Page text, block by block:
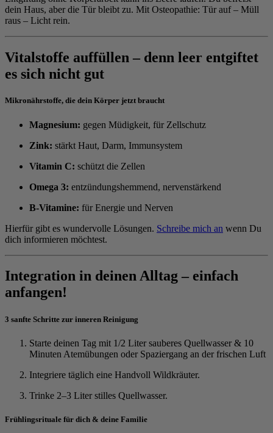
dein Haus, aber die Tür bleibt zu. Mit Osteopathie: Tür auf – Müll
raus – Licht rein.
Vitalstoffe auffüllen – denn leer entgiftet
es sich nicht gut
Mikronährstoffe, die dein Körper jetzt braucht
Magnesium: gegen Müdigkeit, für Zellschutz
Zink: stärkt Haut, Darm, Immunsystem
Vitamin C: schützt die Zellen
Omega 3: entzündungshemmend, nervenstärkend
B-Vitamine: für Energie und Nerven
Hierfür gibt es wundervolle Lösungen. Schreibe mich an wenn Du
dich informieren möchtest.
Integration in deinen Alltag – einfach
anfangen!
3 sanfte Schritte zur inneren Reinigung
Starte deinen Tag mit 1/2 Liter sauberes Quellwasser & 10
Minuten Atemübungen oder Spaziergang an der frischen Luft
Integriere täglich eine Handvoll Wildkräuter.
Trinke 2–3 Liter stilles Quellwasser.
Frühlingsrituale für dich & deine Familie